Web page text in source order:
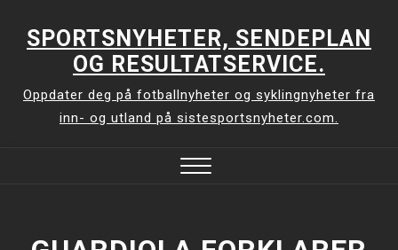
SPORTSNYHETER, SENDEPLAN
OG RESULTATSERVICE.
Oppdater deg på fotballnyheter og syklingnyheter fra
inn- og utland på sistesportsnyheter.com.